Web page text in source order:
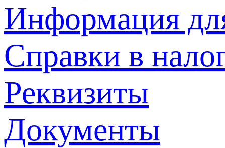
Информация
Справки в
Реквизиты
Документы